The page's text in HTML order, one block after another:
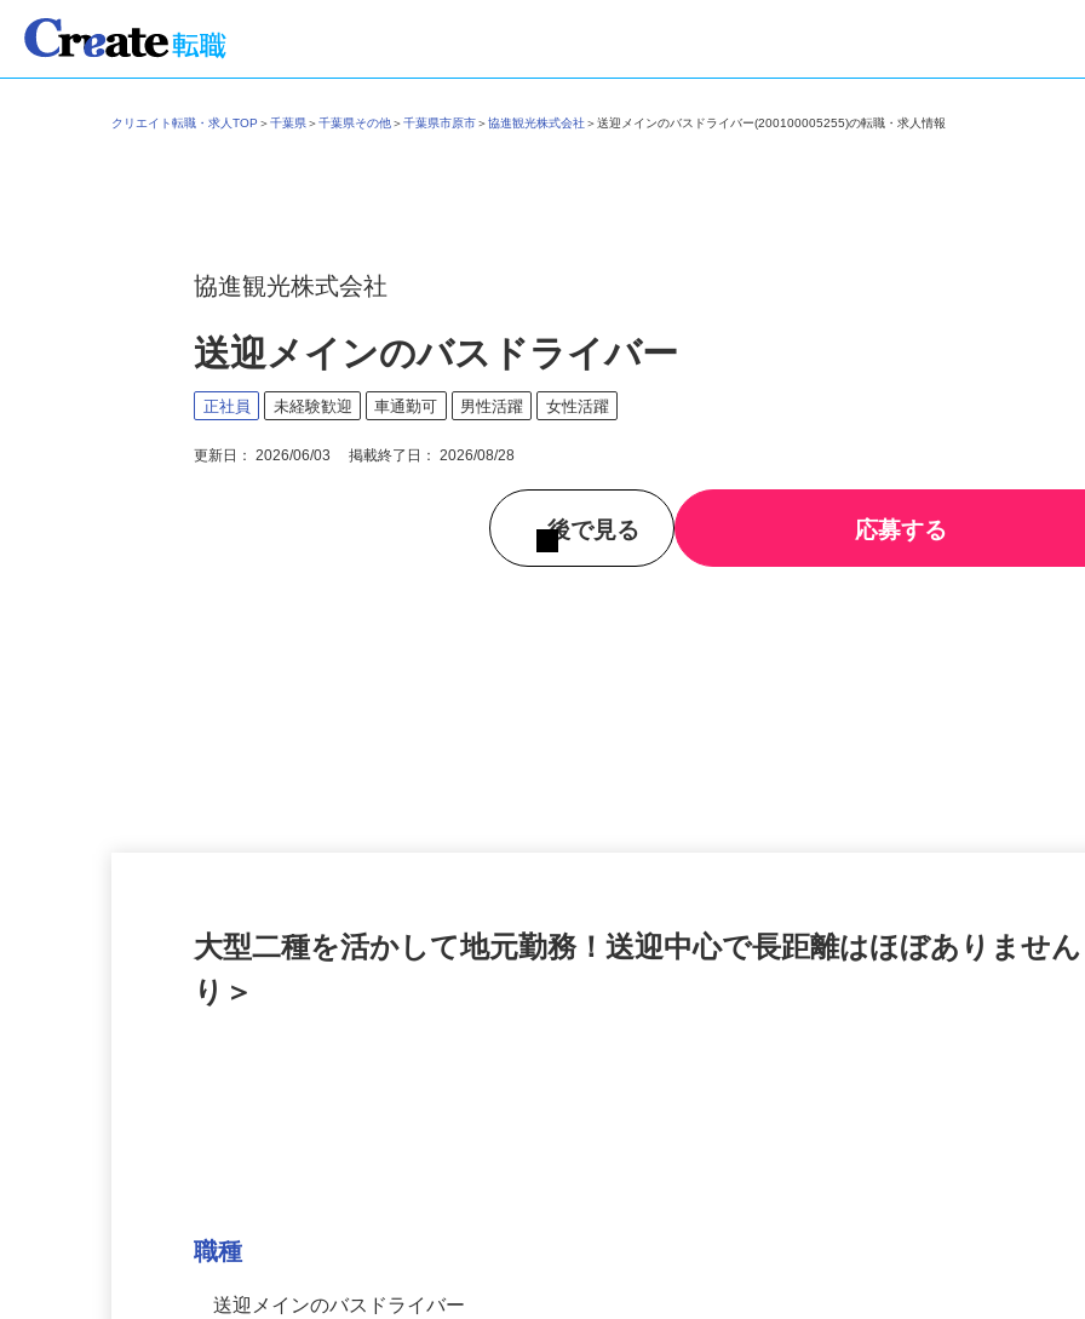
クリエイト転職・求人TOP＞千葉県＞千葉県その他＞千葉県市原市＞協進観光株式会社＞送迎メインのバスドライバー(200100005255)の転職・求人情報
協進観光株式会社
送迎メインのバスドライバー
正社員 未経験歓迎 車通勤可 男性活躍 女性活躍
更新日： 2026/06/03 掲載終了日： 2026/08/28
後で見る 応募する
大型二種を活かして地元勤務！送迎中心で長距離はほぼありませ
り＞
職種